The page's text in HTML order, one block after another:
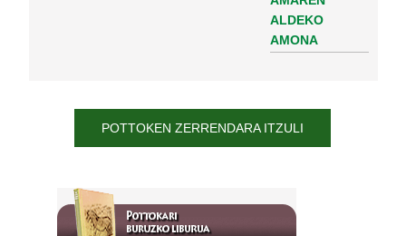
ALDEKO
AMONA
POTTOKEN ZERRENDARA ITZULI